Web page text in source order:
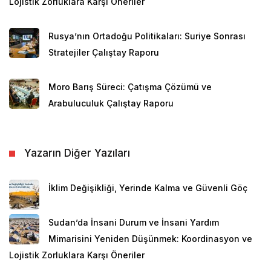
etmek ve her beş yılda bir bu değişiklikleri yayımlamak
için BM tarafından bir Çocuk Hakları Komitesi de
oluşturulmuştur.
haklara sahip olması gereğinden yola çıkan BM, bu
sözleşme ile çocuk haklarını güvence altına almayı
değişim yapmaya zorlamıştır.
Sözleşmeyi kabul etmekle bu uluslararası yasal
çerçeveyi onaylayan devletler, tüm çocukların
devredilemez haklara sahip olduğunu kabul ederek,
hükümetlerinin bu hakların korunmasını ve
desteklenmesini sağlayacağına dair güvence vermiş
Rusya’nın Ortadoğu Politikaları: Suriye Sonrası
Stratejiler Çalıştay Raporu
Moro Barış Süreci: Çatışma Çözümü ve
Arabuluculuk Çalıştay Raporu
Yazarın Diğer Yazıları
İklim Değişikliği, Yerinde Kalma ve Güvenli Göç
Sudan’da İnsani Durum ve İnsani Yardım
Mimarisini Yeniden Düşünmek: Koordinasyon ve
Lojistik Zorluklara Karşı Öneriler